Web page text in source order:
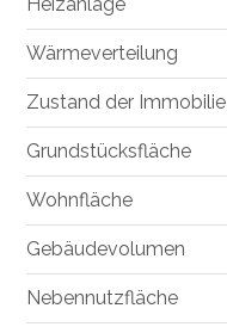
Wärmeverteilung
Zustand der Immobilie
Grundstücksfläche
Wohnfläche
Gebäudevolumen
Nebennutzfläche